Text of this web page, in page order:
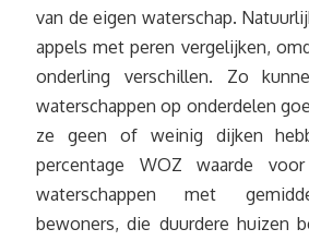
van de eigen waterschap.
appels met peren vergelijken,
onderling verschillen. Zo
waterschappen op onderdelen
ze geen of weinig dijken
percentage WOZ waarde voor
waterschappen met
bewoners, die duurdere huizen